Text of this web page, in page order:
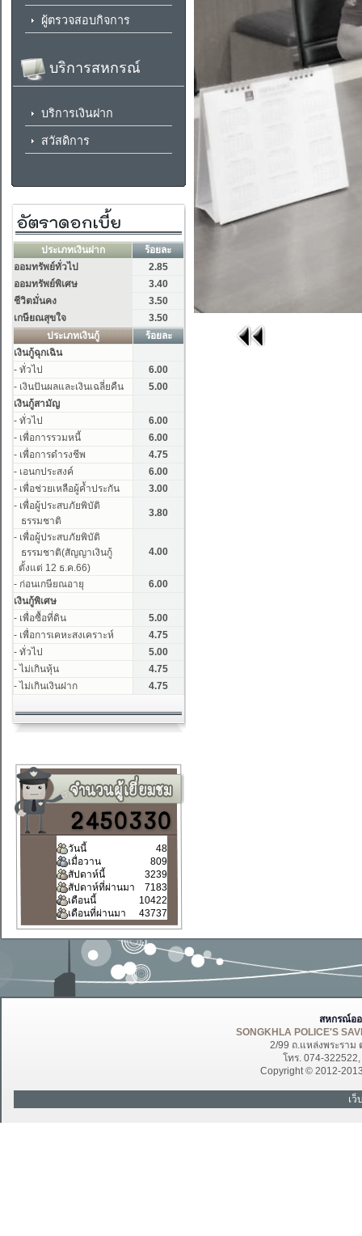
ผู้ตรวจสอบกิจการ
บริการสหกรณ์
บริการเงินฝาก
สวัสดิการ
วันนี้
48
เมื่อวาน
809
สัปดาห์นี้
3239
สัปดาห์ที่ผ่านมา
7183
เดือนนี้
10422
เดือนที่ผ่านมา
43737
สหกรณ์อ
SONGKHLA POLICE'S
2/99 ถ.แหล่งพระราม
โทร. 074-
Copyright © 2012-
เ